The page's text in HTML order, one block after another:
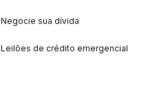
Negocie sua dívida
Leilões de crédito emergencial